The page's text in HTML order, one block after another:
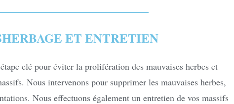
ET ENTRETIEN
clé pour éviter la prolifération des mauvaises herbes et
Nous intervenons pour supprimer les mauvaises herbes,
Nous effectuons également un entretien de vos massifs